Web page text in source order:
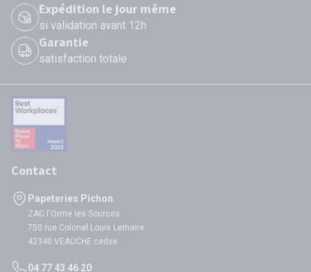
Expédition le jour même
si validation avant 12h
Garantie
satisfaction totale
Contact
Papeteries Pichon
ZAC l'Orme les Sources
750 rue Colonel Louis Lemaire
42340 VEAUCHE cedex
04 77 43 46 20